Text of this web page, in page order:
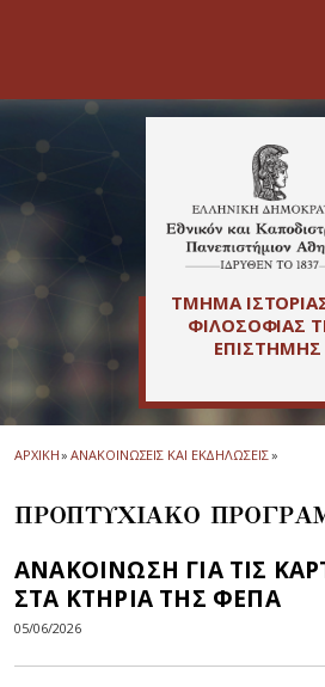
ΤΜΗΜΑ
ΦΙΛΟΣΟΦΙΑΣ
ΕΠΙΣΤΗΜΗΣ
ΑΡΧΙΚΗ» ΑΝΑΚΟΙΝΩΣΕΙΣ ΚΑΙ ΕΚΔΗΛΩΣΕΙΣ»
ΠΡΟΠΤΥΧΙΑΚΟ
ΑΝΑΚΟΙΝΩΣΗ ΓΙΑ ΤΙΣ
ΣΤΑ ΚΤΗΡΙΑ ΤΗΣ ΦΕΠΑ
05/06/2026